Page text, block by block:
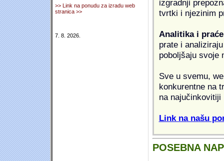
>> Link na ponudu za izradu web
stranica >>
7. 8. 2026.
izgradnji
tvrtki i njezinim
Analitika i
prate i
poboljšaju svoje
Sve u svemu,
konkurentne na
na najučinkovitiji
Link na našu
POSEBNA